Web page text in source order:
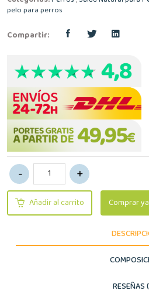
pelo para perros
Compartir:
Añadir al carrito Comprar ya
RESEÑAS